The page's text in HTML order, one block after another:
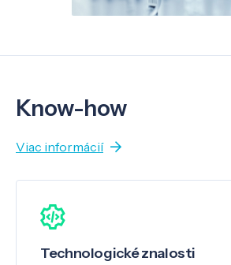
Know-how
Viac informácií
Technologické znalosti